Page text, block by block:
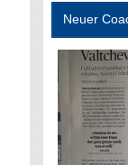
Neuer